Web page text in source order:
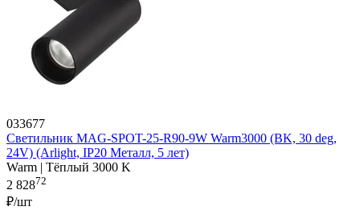
033677
Светильник MAG-SPOT-25-R90-9W Warm3000 (BK, 30 deg,
24V) (Arlight, IP20 Металл, 5 лет)
Warm | Тёплый 3000 K
2 82872
₽/шт